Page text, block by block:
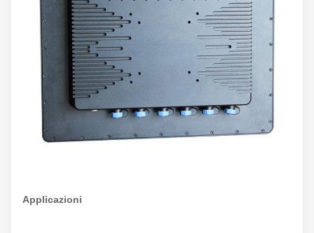
Applicazioni